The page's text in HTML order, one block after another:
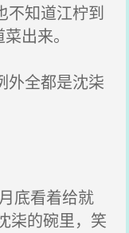
知道江柠到
出来。
全都是沈柒
底看着给就
柒的碗里，笑